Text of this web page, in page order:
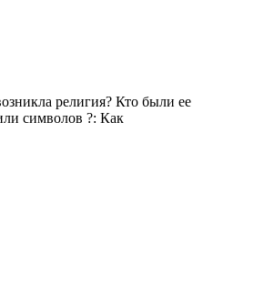
религия? Кто были ее
символов ?: Как